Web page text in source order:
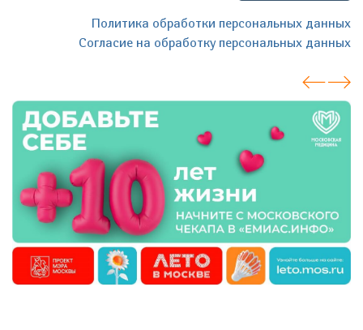
Политика обработки персональных данных
Согласие на обработку персональных данных